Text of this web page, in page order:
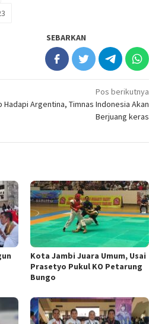
SEBARKAN
Pos berikutnya
Hadapi Argentina, Timnas Indonesia Akan
Berjuang keras
Kota Jambi Juara Umum, Usai
Prasetyo Pukul KO Petarung
Bungo